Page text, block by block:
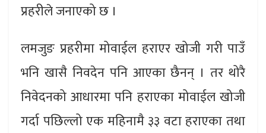
प्रहरीले जनाएको छ ।
लमजुङ प्रहरीमा मोवाईल हराएर खोजी गरी पाउँ
भनि खासै निवदेन पनि आएका छैनन् । तर थोरै
निवेदनको आधारमा पनि हराएका मोवाईल खोजी
गर्दा पछिल्लो एक महिनामै ३३ वटा हराएका तथा